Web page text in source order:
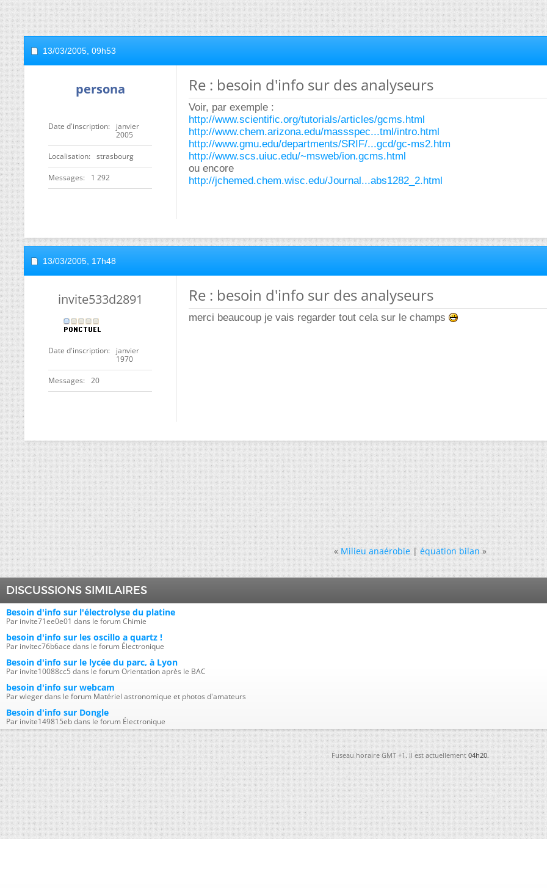
13/03/2005, 09h53
persona
Date d'inscription
janvier
2005
Localisation strasbourg
Messages 1 292
Re : besoin d'info sur des analyseurs
Voir, par exemple :
http://www.scientific.org/tutorials/articles/gcms.html
http://www.chem.arizona.edu/massspec...tml/intro.html
http://www.gmu.edu/departments/SRIF/...gcd/gc-ms2.htm
http://www.scs.uiuc.edu/~msweb/ion.gcms.html
ou encore
http://jchemed.chem.wisc.edu/Journal...abs1282_2.html
13/03/2005, 17h48
invite533d2891
Date d'inscription
janvier
1970
Messages 20
Re : besoin d'info sur des analyseurs
merci beaucoup je vais regarder tout cela sur le champs
« Milieu anaérobie|équation bilan »
DISCUSSIONS SIMILAIRES
Besoin d'info sur l'électrolyse du platine
Par invite71ee0e01 dans le forum Chimie
besoin d'info sur les oscillo a quartz !
Par invitec76b6ace dans le forum Électronique
Besoin d'info sur le lycée du parc, à Lyon
Par invite10088cc5 dans le forum Orientation après le BAC
besoin d'info sur webcam
Par wleger dans le forum Matériel astronomique et photos d'amateurs
Besoin d'info sur Dongle
Par invite149815eb dans le forum Électronique
Fuseau horaire GMT +1. Il est actuellement04h20.